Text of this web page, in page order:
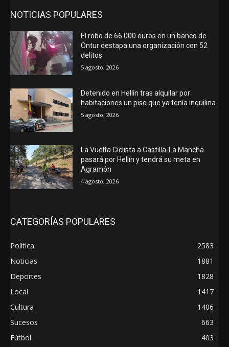
NOTICIAS POPULARES
El robo de 66.000 euros en un banco de
Ontur destapa una organización con 52
delitos
5 agosto, 2026
Detenido en Hellín tras alquilar por
habitaciones un piso que ya tenía inquilina
5 agosto, 2026
La Vuelta Ciclista a Castilla-La Mancha
pasará por Hellín y tendrá su meta en
Agramón
4 agosto, 2026
CATEGORÍAS POPULARES
Política
2583
Noticias
1881
Deportes
1828
Local
1417
Cultura
1406
Sucesos
663
Fútbol
403